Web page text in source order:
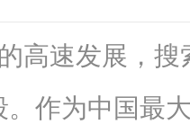
高速发展，
作为中国最